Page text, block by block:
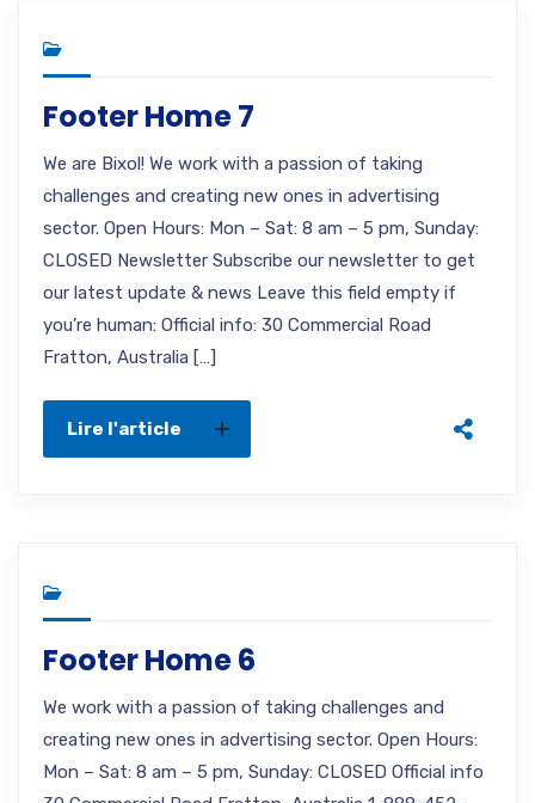
Footer Home 7
We are Bixol! We work with a passion of taking
challenges and creating new ones in advertising
sector. Open Hours: Mon – Sat: 8 am – 5 pm, Sunday:
CLOSED Newsletter Subscribe our newsletter to get
our latest update & news Leave this field empty if
you’re human: Official info: 30 Commercial Road
Fratton, Australia […]
Lire l'article
Footer Home 6
We work with a passion of taking challenges and
creating new ones in advertising sector. Open Hours:
Mon – Sat: 8 am – 5 pm, Sunday: CLOSED Official info